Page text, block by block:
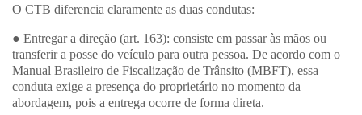
O CTB diferencia claramente as duas condutas:
● Entregar a direção (art. 163): consiste em passar às mãos ou
transferir a posse do veículo para outra pessoa. De acordo com o
Manual Brasileiro de Fiscalização de Trânsito (MBFT), essa
conduta exige a presença do proprietário no momento da
abordagem, pois a entrega ocorre de forma direta.